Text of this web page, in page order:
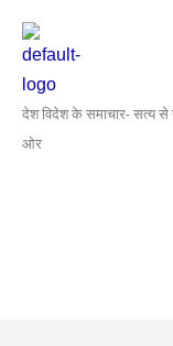
content
देश विदेश के समाचार- सत्य से
ओर
navigation